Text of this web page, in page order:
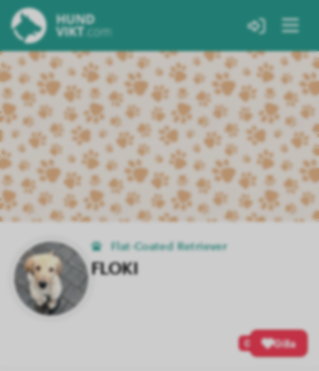
Flat-Coated Retriever
FLOKI
0 Gilla